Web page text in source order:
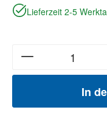
Lieferzeit 2-5
In